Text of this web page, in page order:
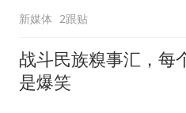
新媒体 2跟贴
战斗民族糗事汇，每
是爆笑